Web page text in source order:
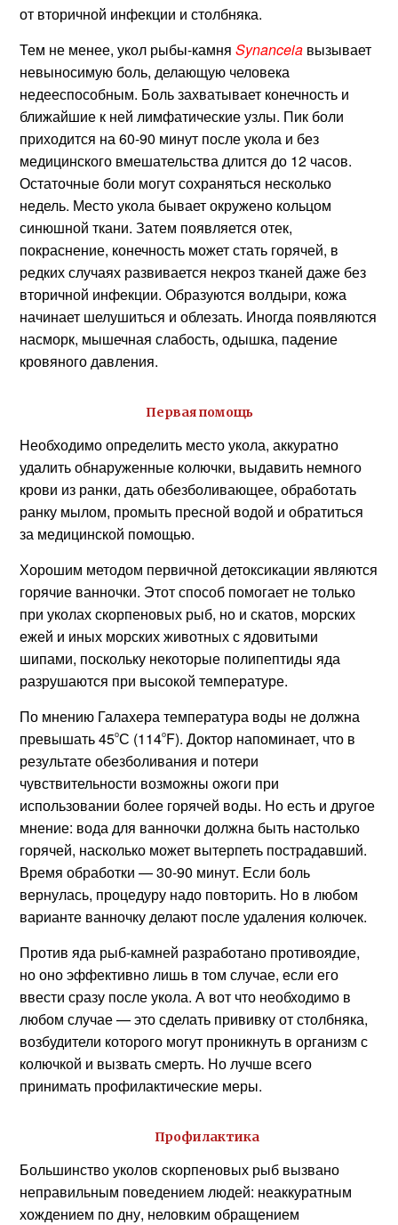
от вторичной инфекции и столбняка.
Тем не менее, укол рыбы-камняSynanceia вызывает
невыносимую боль, делающую человека
недееспособным. Боль захватывает конечность и
ближайшие к ней лимфатические узлы. Пик боли
приходится на 60-90 минут после укола и без
медицинского вмешательства длится до 12 часов.
Остаточные боли могут сохраняться несколько
недель. Место укола бывает окружено кольцом
синюшной ткани. Затем появляется отек,
покраснение, конечность может стать горячей, в
редких случаях развивается некроз тканей даже без
вторичной инфекции. Образуются волдыри, кожа
начинает шелушиться и облезать. Иногда появляются
насморк, мышечная слабость, одышка, падение
кровяного давления.
Первая помощь
Необходимо определить место укола, аккуратно
удалить обнаруженные колючки, выдавить немного
крови из ранки, дать обезболивающее, обработать
ранку мылом, промыть пресной водой и обратиться
за медицинской помощью.
Хорошим методом первичной детоксикации являются
горячие ванночки. Этот способ помогает не только
при уколах скорпеновых рыб, но и скатов, морских
ежей и иных морских животных с ядовитыми
шипами, поскольку некоторые полипептиды яда
разрушаются при высокой температуре.
По мнению Галахера температура воды не должна
превышать 45оС (114оF). Доктор напоминает, что в
результате обезболивания и потери
чувствительности возможны ожоги при
использовании более горячей воды. Но есть и другое
мнение: вода для ванночки должна быть настолько
горячей, насколько может вытерпеть пострадавший.
Время обработки — 30-90 минут. Если боль
вернулась, процедуру надо повторить. Но в любом
варианте ванночку делают после удаления колючек.
Против яда рыб-камней разработано противоядие,
но оно эффективно лишь в том случае, если его
ввести сразу после укола. А вот что необходимо в
любом случае — это сделать прививку от столбняка,
возбудители которого могут проникнуть в организм с
колючкой и вызвать смерть. Но лучше всего
принимать профилактические меры.
Профилактика
Большинство уколов скорпеновых рыб вызвано
неправильным поведением людей: неаккуратным
хождением по дну, неловким обращением